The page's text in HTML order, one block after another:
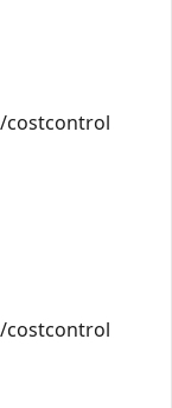
costcontrol
costcontrol